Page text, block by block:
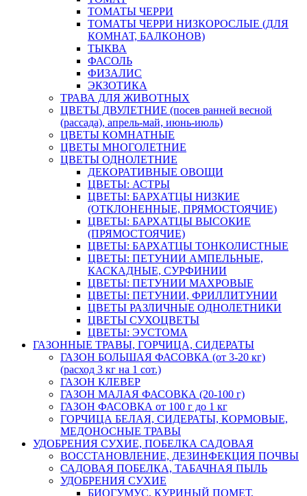
ТОМАТЫ ЧЕРРИ
ТОМАТЫ ЧЕРРИ НИЗКОРОСЛЫЕ (ДЛЯ
КОМНАТ, БАЛКОНОВ)
ТЫКВА
ФАСОЛЬ
ФИЗАЛИС
ЭКЗОТИКА
ТРАВА ДЛЯ ЖИВОТНЫХ
ЦВЕТЫ ДВУЛЕТНИЕ (посев ранней весной
(рассада), апрель-май, июнь-июль)
ЦВЕТЫ КОМНАТНЫЕ
ЦВЕТЫ МНОГОЛЕТНИЕ
ЦВЕТЫ ОДНОЛЕТНИЕ
ДЕКОРАТИВНЫЕ ОВОЩИ
ЦВЕТЫ: АСТРЫ
ЦВЕТЫ: БАРХАТЦЫ НИЗКИЕ
(ОТКЛОНЕННЫЕ, ПРЯМОСТОЯЧИЕ)
ЦВЕТЫ: БАРХАТЦЫ ВЫСОКИЕ
(ПРЯМОСТОЯЧИЕ)
ЦВЕТЫ: БАРХАТЦЫ ТОНКОЛИСТНЫЕ
ЦВЕТЫ: ПЕТУНИИ АМПЕЛЬНЫЕ,
КАСКАДНЫЕ, СУРФИНИИ
ЦВЕТЫ: ПЕТУНИИ МАХРОВЫЕ
ЦВЕТЫ: ПЕТУНИИ, ФРИЛЛИТУНИИ
ЦВЕТЫ РАЗЛИЧНЫЕ ОДНОЛЕТНИКИ
ЦВЕТЫ СУХОЦВЕТЫ
ЦВЕТЫ: ЭУСТОМА
ГАЗОННЫЕ ТРАВЫ, ГОРЧИЦА, СИДЕРАТЫ
ГАЗОН БОЛЬШАЯ ФАСОВКА (от 3-20 кг)
(расход 3 кг на 1 сот.)
ГАЗОН КЛЕВЕР
ГАЗОН МАЛАЯ ФАСОВКА (20-100 г)
ГАЗОН ФАСОВКА от 100 г до 1 кг
ГОРЧИЦА БЕЛАЯ, СИДЕРАТЫ, КОРМОВЫЕ,
МЕДОНОСНЫЕ ТРАВЫ
УДОБРЕНИЯ СУХИЕ, ПОБЕЛКА САДОВАЯ
ВОССТАНОВЛЕНИЕ, ДЕЗИНФЕКЦИЯ ПОЧВЫ
САДОВАЯ ПОБЕЛКА, ТАБАЧНАЯ ПЫЛЬ
УДОБРЕНИЯ СУХИЕ
БИОГУМУС, КУРИНЫЙ ПОМЕТ,